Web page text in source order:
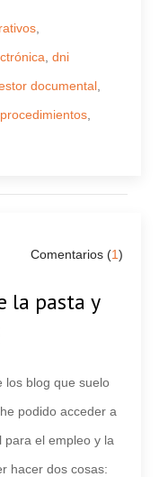
dni
documental
Comentarios (1)
la pasta y
los blog que suelo
podido acceder a
para el empleo y la
hacer dos cosas: